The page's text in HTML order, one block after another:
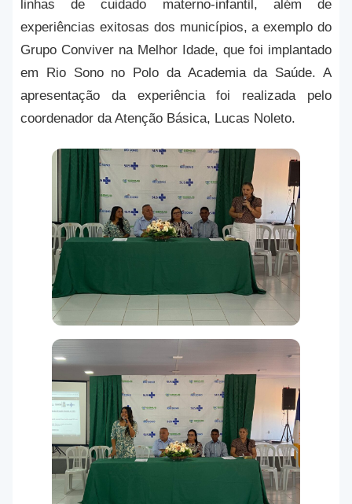
linhas de cuidado materno-infantil, além de
experiências exitosas dos municípios, a exemplo do
Grupo Conviver na Melhor Idade, que foi implantado
em Rio Sono no Polo da Academia da Saúde. A
apresentação da experiência foi realizada pelo
coordenador da Atenção Básica, Lucas Noleto.